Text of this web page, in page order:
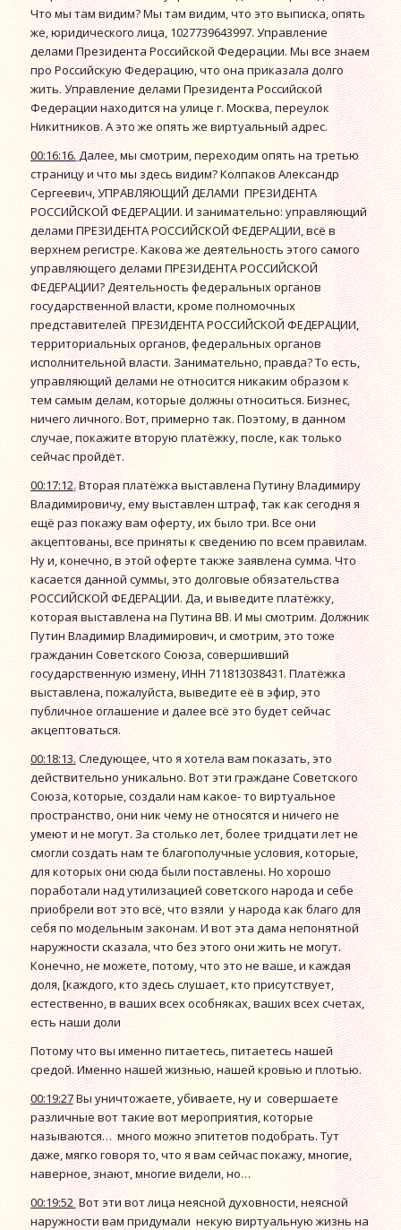
Что мы там видим? Мы там видим, что это выписка, опять
же, юридического лица, 1027739643997. Управление
делами Президента Российской Федерации. Мы все знаем
про Российскую Федерацию, что она приказала долго
жить. Управление делами Президента Российской
Федерации находится на улице г. Москва, переулок
Никитников. А это же опять же виртуальный адрес.
00:16:16.Далее, мы смотрим, переходим опять на третью
страницу и что мы здесь видим? Колпаков Александр
Сергеевич, УПРАВЛЯЮЩИЙ ДЕЛАМИ ПРЕЗИДЕНТА
РОССИЙСКОЙ ФЕДЕРАЦИИ. И занимательно: управляющий
делами ПРЕЗИДЕНТА РОССИЙСКОЙ ФЕДЕРАЦИИ, всё в
верхнем регистре. Какова же деятельность этого самого
управляющего делами ПРЕЗИДЕНТА РОССИЙСКОЙ
ФЕДЕРАЦИИ? Деятельность федеральных органов
государственной власти, кроме полномочных
представителей ПРЕЗИДЕНТА РОССИЙСКОЙ ФЕДЕРАЦИИ,
территориальных органов, федеральных органов
исполнительной власти. Занимательно, правда? То есть,
управляющий делами не относится никаким образом к
тем самым делам, которые должны относиться. Бизнес,
ничего личного. Вот, примерно так. Поэтому, в данном
случае, покажите вторую платёжку, после, как только
сейчас пройдёт.
00:17:12.Вторая платёжка выставлена Путину Владимиру
Владимировичу, ему выставлен штраф, так как сегодня я
ещё раз покажу вам оферту, их было три. Все они
акцептованы, все приняты к сведению по всем правилам.
Ну и, конечно, в этой оферте также заявлена сумма. Что
касается данной суммы, это долговые обязательства
РОССИЙСКОЙ ФЕДЕРАЦИИ. Да, и выведите платёжку,
которая выставлена на Путина ВВ. И мы смотрим. Должник
Путин Владимир Владимирович, и смотрим, это тоже
гражданин Советского Союза, совершивший
государственную измену, ИНН 711813038431. Платёжка
выставлена, пожалуйста, выведите её в эфир, это
публичное оглашение и далее всё это будет сейчас
акцептоваться.
00:18:13.Следующее, что я хотела вам показать, это
действительно уникально. Вот эти граждане Советского
Союза, которые, создали нам какое- то виртуальное
пространство, они ник чему не относятся и ничего не
умеют и не могут. За столько лет, более тридцати лет не
смогли создать нам те благополучные условия, которые,
для которых они сюда были поставлены. Но хорошо
поработали над утилизацией советского народа и себе
приобрели вот это всё, что взяли у народа как благо для
себя по модельным законам. И вот эта дама непонятной
наружности сказала, что без этого они жить не могут.
Конечно, не можете, потому, что это не ваше, и каждая
доля, [каждого, кто здесь слушает, кто присутствует,
естественно, в ваших всех особняках, ваших всех счетах,
есть наши доли
Потому что вы именно питаетесь, питаетесь нашей
средой. Именно нашей жизнью, нашей кровью и плотью.
00:19:27Вы уничтожаете, убиваете, ну и совершаете
различные вот такие вот мероприятия, которые
называются… много можно эпитетов подобрать. Тут
даже, мягко говоря то, что я вам сейчас покажу, многие,
наверное, знают, многие видели, но…
00:19:52Вот эти вот лица неясной духовности, неясной
наружности вам придумали некую виртуальную жизнь на